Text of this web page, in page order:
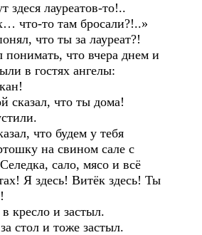
здеся лауреатов-то!..
то там бросали?!..»
что ты за лауреат?!
что вчера днем и
в гостях ангелы:
что ты дома!
что будем у тебя
на свином сале с
сало, мясо и всё
Я здесь! Витёк здесь! Ты
и застыл.
и тоже застыл.